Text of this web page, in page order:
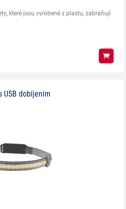
které jsou vyrobené z plastu, zabraňují
USB dobíjením